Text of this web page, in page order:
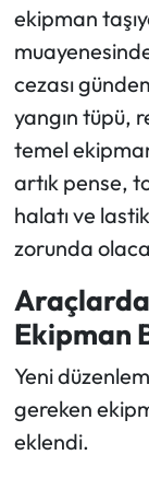
ekipman
cezası
yangın tüpü,
temel
artık pense,
halatı ve
zorunda
Ekipman
Yeni
gereken
eklendi.
Sağlık
Turizm
Teknoloji